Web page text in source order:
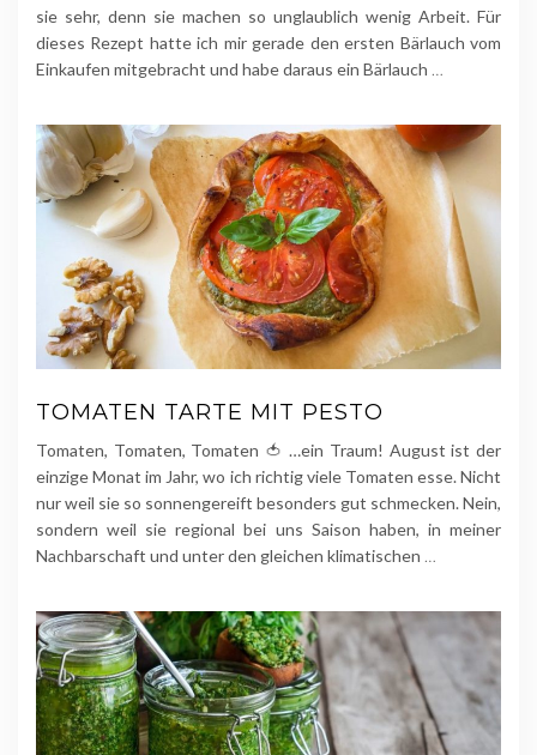
sie sehr, denn sie machen so unglaublich wenig Arbeit. Für
dieses Rezept hatte ich mir gerade den ersten Bärlauch vom
Einkaufen mitgebracht und habe daraus ein Bärlauch …
TOMATEN TARTE MIT PESTO
Tomaten, Tomaten, Tomaten 🍅 …ein Traum! August ist der
einzige Monat im Jahr, wo ich richtig viele Tomaten esse. Nicht
nur weil sie so sonnengereift besonders gut schmecken. Nein,
sondern weil sie regional bei uns Saison haben, in meiner
Nachbarschaft und unter den gleichen klimatischen …